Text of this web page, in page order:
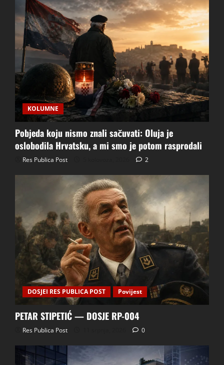
3
DOSJE RP-003 — PROJEKT FRANC
5 srpnja, 2026
4
SEUSOVO BLAGO: Barbariga, hrvatski
svjedoci i dokazni tim
4 srpnja, 2026 0
Prijavili ste phishing s .hr domene.
Sustav vam je odgovorio: neka se javi
29 lipnja, 2026 0
KOLUMNE
Pobjeda koju nismo znali sačuvati: Oluja je
oslobodila Hrvatsku, a mi smo je potom rasprodali
Res Publica Post 2
DOSJEI RES PUBLICA POST Povijest
PETAR STIPETIĆ — DOSJE RP-004
Res Publica Post 0